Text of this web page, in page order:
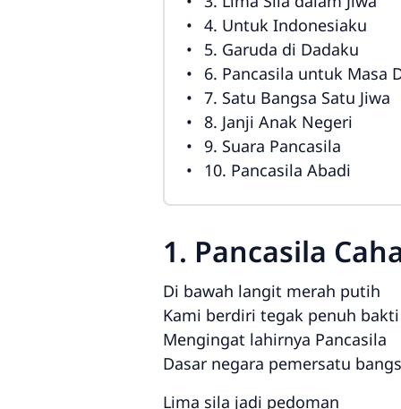
4. Untuk Indonesiaku
5. Garuda di Dadaku
6. Pancasila untuk Masa
7. Satu Bangsa Satu Jiwa
8. Janji Anak Negeri
9. Suara Pancasila
10. Pancasila Abadi
1. Pancasila
Di bawah langit merah putih
Kami berdiri tegak penuh bakti
Mengingat lahirnya Pancasila
Dasar negara pemersatu
Lima sila jadi pedoman